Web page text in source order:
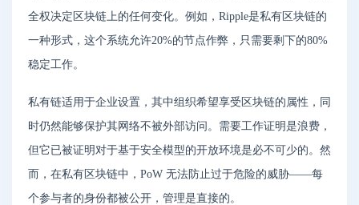
全权决定区块链上的任何变化。例如，Ripple是私有区块链的
一种形式，这个系统允许20%的节点作弊，只需要剩下的80%
稳定工作。
私有链适用于企业设置，其中组织希望享受区块链的属性，同
时仍然能够保护其网络不被外部访问。需要工作证明是浪费，
但它已被证明对于基于安全模型的开放环境是必不可少的。然
而，在私有区块链中，PoW 无法防止过于危险的威胁——每
个参与者的身份都被公开，管理是直接的。